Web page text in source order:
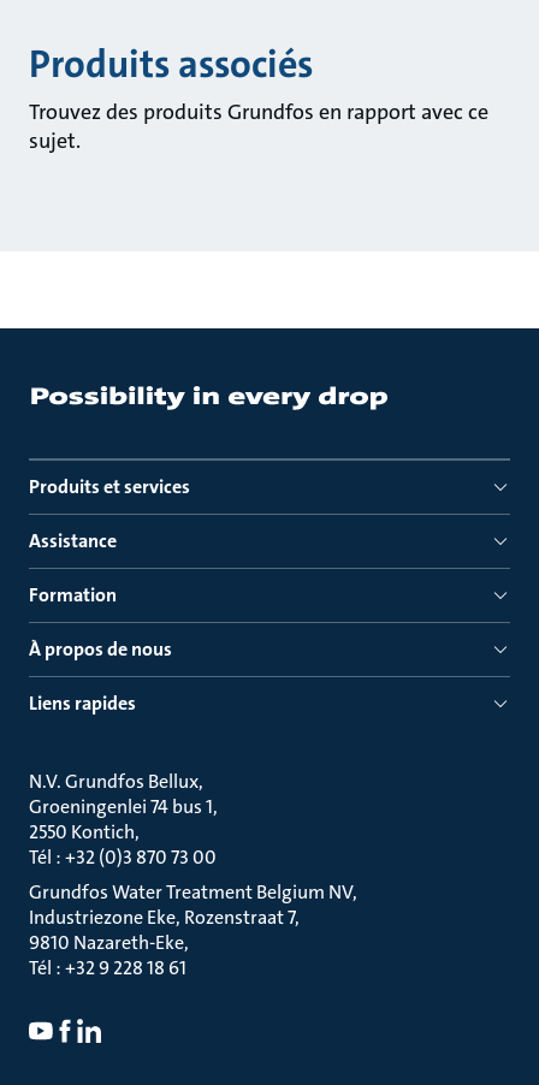
Produits associés
Trouvez des produits Grundfos en rapport avec ce
sujet.
Produits et services
Assistance
Formation
À propos de nous
Liens rapides
N.V. Grundfos Bellux
Groeningenlei 74 bus 1
2550 Kontich
Tél : +32 (0)3 870 73 00
Grundfos Water Treatment Belgium NV
Industriezone Eke, Rozenstraat 7
9810 Nazareth-Eke
Tél : +32 9 228 18 61